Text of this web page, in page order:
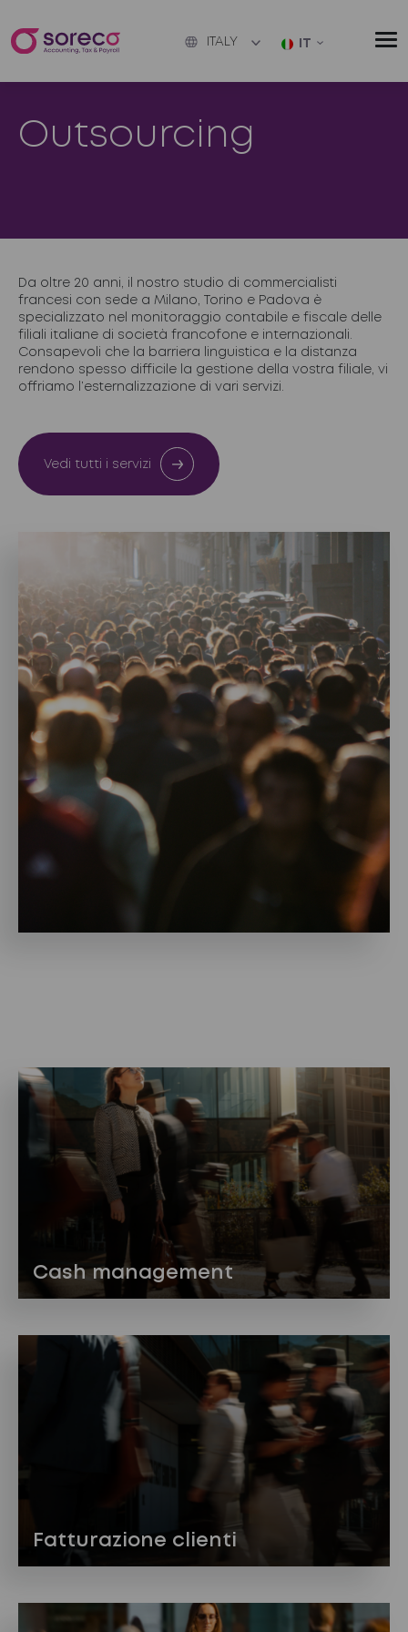
ITALY IT
Outsourcing
Da oltre 20 anni, il nostro studio di commercialisti
francesi con sede a Milano, Torino e Padova è
specializzato nel monitoraggio contabile e fiscale delle
filiali italiane di società francofone e internazionali.
Consapevoli che la barriera linguistica e la distanza
rendono spesso difficile la gestione della vostra filiale, vi
offriamo l’esternalizzazione di vari servizi.
Vedi tutti i servizi
Cash management
Fatturazione clienti